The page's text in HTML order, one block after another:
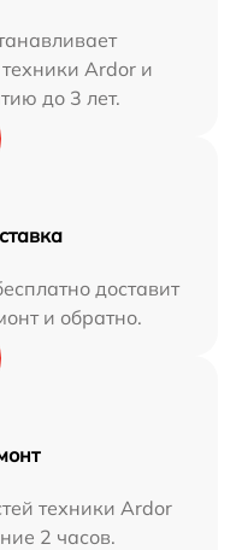
Ardor и
до 3 лет.
доставит
и обратно.
техники Ardor
2 часов.